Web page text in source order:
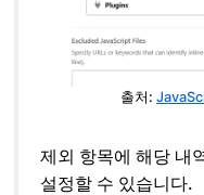
출처:
제외 항목에 해당 내
설정할 수 있습니다.